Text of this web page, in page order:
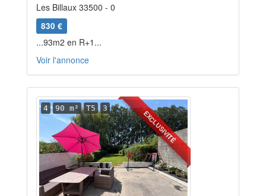
Les Billaux 33500 - 0
830 €
...93m2 en R+1...
Voir l'annonce
EXCLUSIVITÉ
4 90 m² T5 3